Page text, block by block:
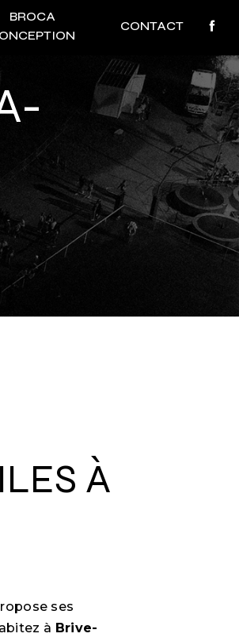
BROCA
CONTACT
ses
à Brive-